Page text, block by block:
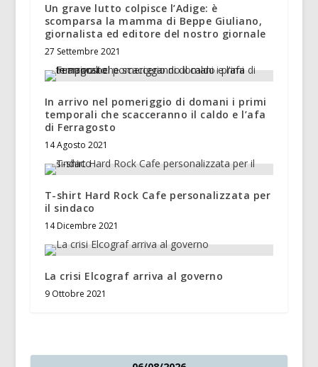
Un grave lutto colpisce l’Adige: è
scomparsa la mamma di Beppe Giuliano,
giornalista ed editore del nostro giornale
27 Settembre 2021
In arrivo nel pomeriggio di domani i primi
temporali che scacceranno il caldo e l’afa
di Ferragosto
14 Agosto 2021
T-shirt Hard Rock Cafe personalizzata per
il sindaco
14 Dicembre 2021
La crisi Elcograf arriva al governo
9 Ottobre 2021